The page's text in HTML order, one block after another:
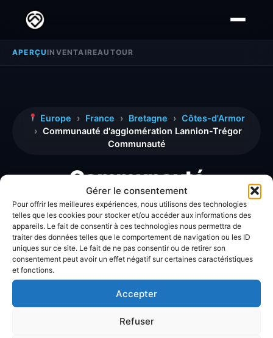
Gérer le consentement
Pour offrir les meilleures expériences, nous utilisons des technologies
telles que les cookies pour stocker et/ou accéder aux informations des
appareils. Le fait de consentir à ces technologies nous permettra de
traiter des données telles que le comportement de navigation ou les ID
uniques sur ce site. Le fait de ne pas consentir ou de retirer son
consentement peut avoir un effet négatif sur certaines caractéristiques
et fonctions.
Accepter
Refuser
APERÇUINVENTAIREAUTOUR
Europe › France › Bretagne › Côtes-d'Armor
› Communauté d'agglomération Lannion-Trégor
Communauté
Communauté
d'agglomération
Lannion-Trégor
Communauté
Découvrez toutes les informations, avis et
analyses détaillées concernant la zone
Communauté d'agglomération Lannion-